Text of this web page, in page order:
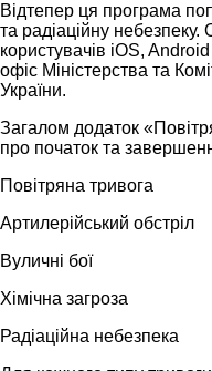
Відтепер ця програма
та радіаційну
користувачів iOS,
офіс Міністерства та
України.
Загалом додаток
про початок та
Повітряна тривога
Артилерійський обстріл
Вуличні бої
Хімічна загроза
Радіаційна небезпека